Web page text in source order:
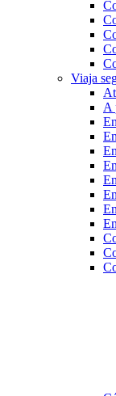
Viaja
A